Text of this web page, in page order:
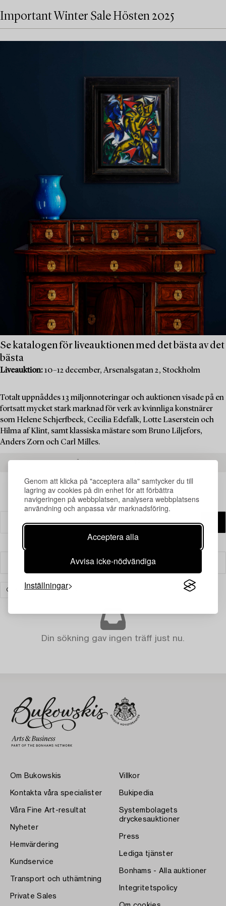
Genom att klicka på "acceptera alla" samtycker du till
lagring av cookies på din enhet för att förbättra
navigeringen på webbplatsen, analysera webbplatsens
användning och anpassa vår marknadsföring.
Acceptera alla
Avvisa icke-nödvändiga
Inställningar
Important Winter Sale Hösten 2025
Se katalogen för liveauktionen med det bästa av det
bästa
Liveauktion:10–12 december, Arsenalsgatan 2, Stockholm
Totalt uppnåddes 13 miljonnoteringar och auktionen visade på en
fortsatt mycket stark marknad för verk av kvinnliga konstnärer
som Helene Schjerfbeck, Cecilia Edefalk, Lotte Laserstein och
Hilma af Klint, samt klassiska mästare som Bruno Liljefors,
Anders Zorn och Carl Milles.
Filter
GLAS RENSA ALLA
Din sökning gav ingen träff just nu.
Om Bukowskis
Kontakta våra specialister
Våra Fine Art-resultat
Nyheter
Hemvärdering
Kundservice
Transport och uthämtning
Private Sales
Villkor
Bukipedia
Systembolagets
dryckesauktioner
Press
Lediga tjänster
Bonhams - Alla auktioner
Integritetspolicy